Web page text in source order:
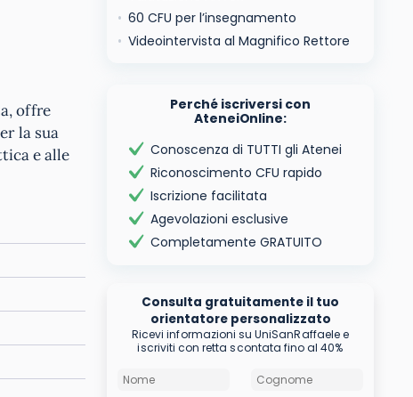
offre
la sua
e alle
60 CFU per l’insegnamento
Videointervista al Magnifico Rettore
Perché iscriversi con
AteneiOnline:
Conoscenza di TUTTI gli Atenei
Riconoscimento CFU rapido
Iscrizione facilitata
Agevolazioni esclusive
Completamente GRATUITO
Consulta gratuitamente il tuo
orientatore personalizzato
Ricevi informazioni su UniSanRaffaele e
iscriviti con retta scontata fino al 40%